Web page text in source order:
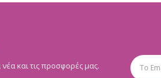
και τις προσφορές μας.